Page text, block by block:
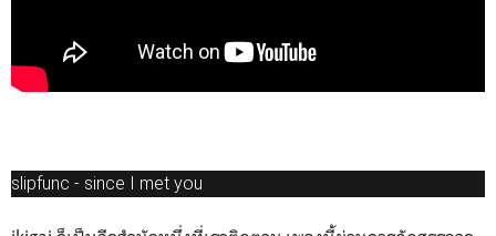
slipfunc - since I met you